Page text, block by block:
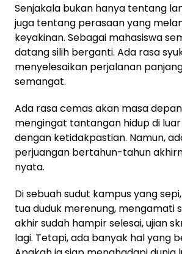
Senjakala bukan hanya tentang
juga tentang perasaan yang
keyakinan. Sebagai mahasiswa
datang silih berganti. Ada rasa
menyelesaikan perjalanan
semangat.
Ada rasa cemas akan masa
mengingat tantangan hidup di
dengan ketidakpastian. Namun,
perjuangan bertahun-tahun
nyata.
Di sebuah sudut kampus yang
tua duduk merenung, mengamati
akhir sudah hampir selesai, ujian
lagi. Tetapi, ada banyak hal yang